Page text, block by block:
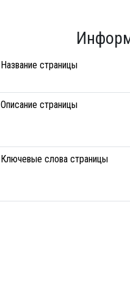
Название страницы
Описание страницы
Ключевые слова страницы